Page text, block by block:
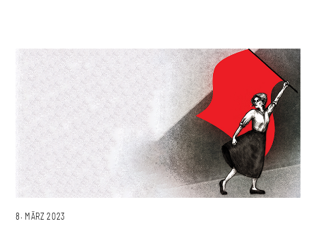
8. MÄRZ 2023